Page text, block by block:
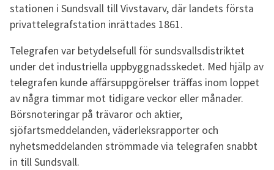
stationen i Sundsvall till Vivstavarv, där landets första
privattelegrafstation inrättades 1861.
Telegrafen var betydelsefull för sundsvallsdistriktet
under det industriella uppbyggnadsskedet. Med hjälp av
telegrafen kunde affärsuppgörelser träffas inom loppet
av några timmar mot tidigare veckor eller månader.
Börsnoteringar på trävaror och aktier,
sjöfartsmeddelanden, väderleksrapporter och
nyhetsmeddelanden strömmade via telegrafen snabbt
in till Sundsvall.